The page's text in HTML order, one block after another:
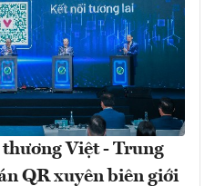
Việt - Trung
QR xuyên biên giới